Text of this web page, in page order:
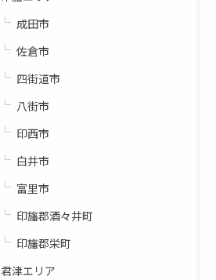
成田市
佐倉市
四街道市
八街市
印西市
白井市
富里市
印旛郡酒々井町
印旛郡栄町
君津エリア